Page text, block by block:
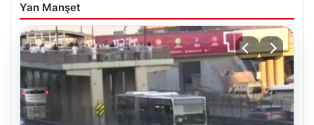
Yan Manşet